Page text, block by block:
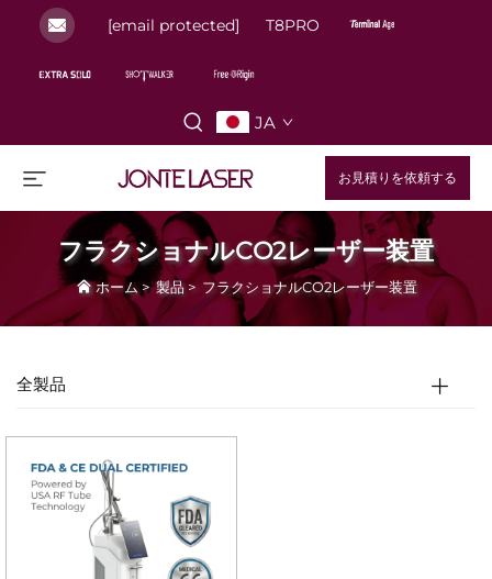
[email protected] T8PRO
JA
お見積りを依頼する
フラクショナルCO2レーザー装置
ホーム>製品> フラクショナルCO2レーザー装置
全製品